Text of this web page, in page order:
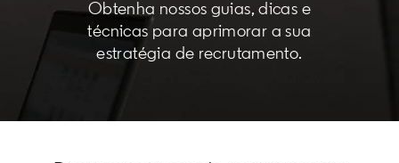
Obtenha nossos guias, dicas e
técnicas para aprimorar a sua
estratégia de recrutamento.